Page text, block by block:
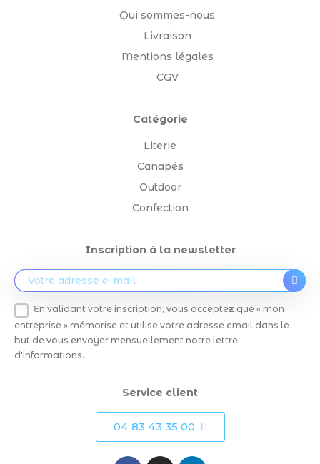
Qui sommes-nous
Livraison
Mentions légales
CGV
Catégorie
Literie
Canapés
Outdoor
Confection
Inscription à la newsletter
En validant votre inscription, vous acceptez que « mon
entreprise » mémorise et utilise votre adresse email dans le
but de vous envoyer mensuellement notre lettre
d'informations.
Service client
04 83 43 35 00